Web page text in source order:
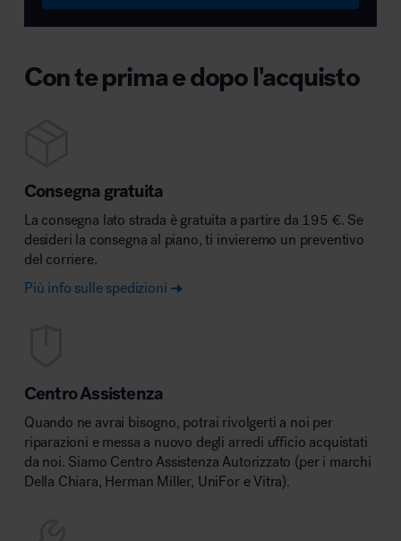
Con te prima e dopo l'acquisto
Consegna gratuita
La consegna lato strada è gratuita a partire da 195 €. Se
desideri la consegna al piano, ti invieremo un preventivo
del corriere.
Più info sulle spedizioni
Centro Assistenza
Quando ne avrai bisogno, potrai rivolgerti a noi per
riparazioni e messa a nuovo degli arredi ufficio acquistati
da noi. Siamo Centro Assistenza Autorizzato (per i marchi
Della Chiara, Herman Miller, UniFor e Vitra).